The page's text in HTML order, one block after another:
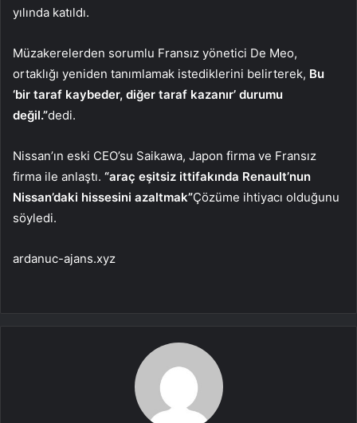
yılında katıldı.
Müzakerelerden sorumlu Fransız yönetici De Meo,
ortaklığı yeniden tanımlamak istediklerini belirterek, Bu
‘bir taraf kaybeder, diğer taraf kazanır’ durumu
değil.”dedi.
Nissan’ın eski CEO’su Saikawa, Japon firma ve Fransız
firma ile anlaştı. “araç eşitsiz ittifakında Renault’nun
Nissan’daki hissesini azaltmak”Çözüme ihtiyacı olduğunu
söyledi.
ardanuc-ajans.xyz